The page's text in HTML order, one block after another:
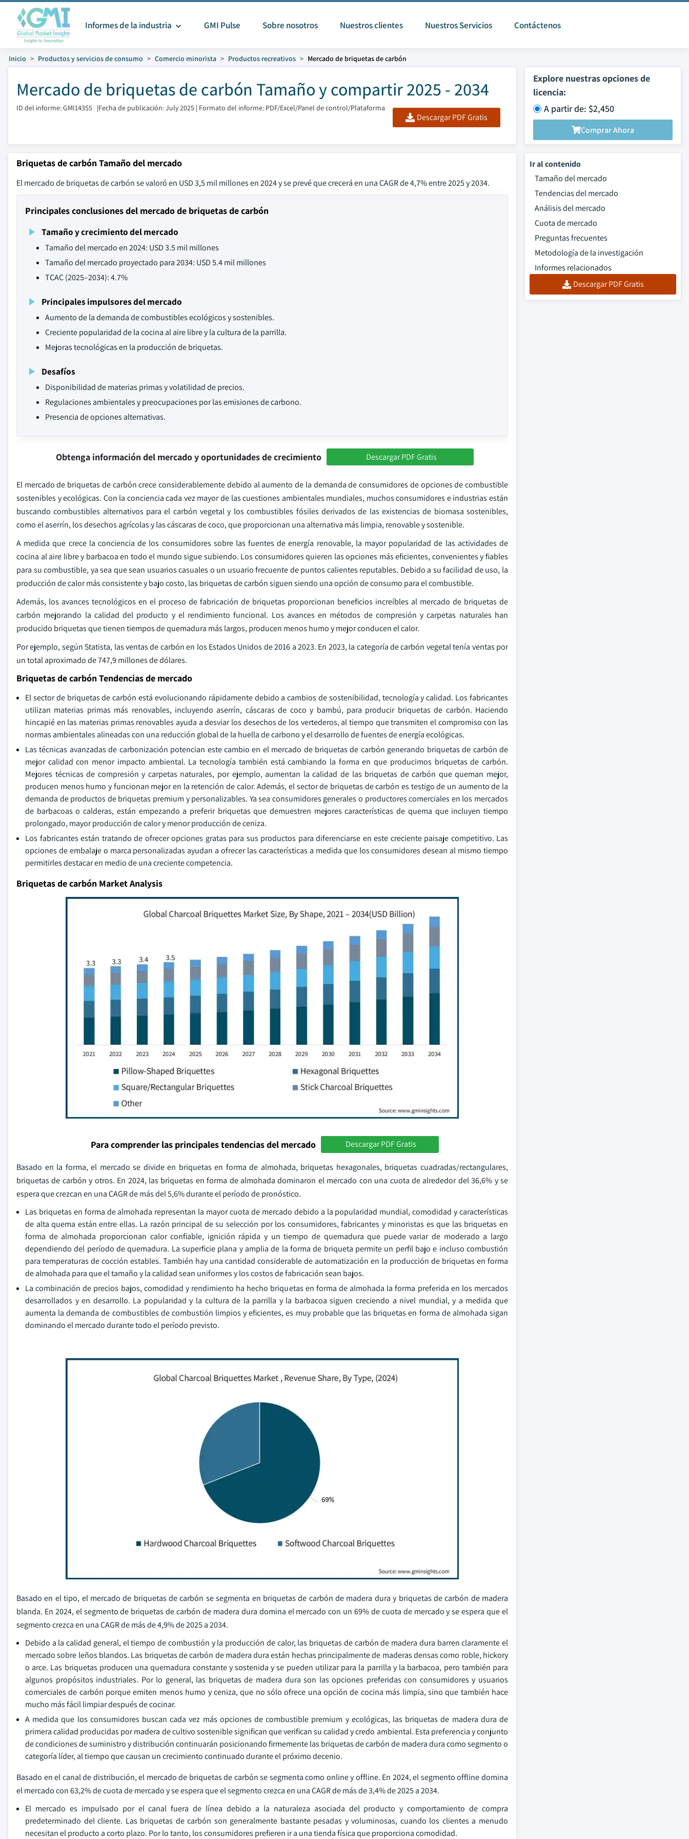
Informes de la industria GMI Pulse Sobre nosotros Nuestros clientes Nuestros Servicios Contáctenos
Inicio Productos y servicios de consumo Comercio minorista Productos recreativos Mercado de briquetas de carbón
Mercado de briquetas de carbón Tamaño y compartir 2025 - 2034
ID del informe: GMI14355 |Fecha de publicación: July 2025 | Formato del informe: PDF/Excel/Panel de control/Plataforma
Descargar PDF Gratis
Explore nuestras opciones de
licencia:
A partir de: $2,450
Comprar Ahora
Briquetas de carbón Tamaño del mercado
El mercado de briquetas de carbón se valoró en USD 3,5 mil millones en 2024 y se prevé que crecerá en una CAGR de 4,7% entre 2025 y 2034.
Principales conclusiones del mercado de briquetas de carbón
Tamaño y crecimiento del mercado
Tamaño del mercado en 2024: USD 3.5 mil millones
Tamaño del mercado proyectado para 2034: USD 5.4 mil millones
TCAC (2025–2034): 4.7%
Principales impulsores del mercado
Aumento de la demanda de combustibles ecológicos y sostenibles.
Creciente popularidad de la cocina al aire libre y la cultura de la parrilla.
Mejoras tecnológicas en la producción de briquetas.
Desafíos
Disponibilidad de materias primas y volatilidad de precios.
Regulaciones ambientales y preocupaciones por las emisiones de carbono.
Presencia de opciones alternativas.
Obtenga información del mercado y oportunidades de crecimiento Descargar PDF Gratis
El mercado de briquetas de carbón crece considerablemente debido al aumento de la demanda de consumidores de opciones de combustible
sostenibles y ecológicas. Con la conciencia cada vez mayor de las cuestiones ambientales mundiales, muchos consumidores e industrias están
buscando combustibles alternativos para el carbón vegetal y los combustibles fósiles derivados de las existencias de biomasa sostenibles,
como el aserrín, los desechos agrícolas y las cáscaras de coco, que proporcionan una alternativa más limpia, renovable y sostenible.
A medida que crece la conciencia de los consumidores sobre las fuentes de energía renovable, la mayor popularidad de las actividades de
cocina al aire libre y barbacoa en todo el mundo sigue subiendo. Los consumidores quieren las opciones más eficientes, convenientes y fiables
para su combustible, ya sea que sean usuarios casuales o un usuario frecuente de puntos calientes reputables. Debido a su facilidad de uso, la
producción de calor más consistente y bajo costo, las briquetas de carbón siguen siendo una opción de consumo para el combustible.
Además, los avances tecnológicos en el proceso de fabricación de briquetas proporcionan beneficios increíbles al mercado de briquetas de
carbón mejorando la calidad del producto y el rendimiento funcional. Los avances en métodos de compresión y carpetas naturales han
producido briquetas que tienen tiempos de quemadura más largos, producen menos humo y mejor conducen el calor.
Por ejemplo, según Statista, las ventas de carbón en los Estados Unidos de 2016 a 2023. En 2023, la categoría de carbón vegetal tenía ventas por
un total aproximado de 747,9 millones de dólares.
Briquetas de carbón Tendencias de mercado
El sector de briquetas de carbón está evolucionando rápidamente debido a cambios de sostenibilidad, tecnología y calidad. Los fabricantes
utilizan materias primas más renovables, incluyendo aserrín, cáscaras de coco y bambú, para producir briquetas de carbón. Haciendo
hincapié en las materias primas renovables ayuda a desviar los desechos de los vertederos, al tiempo que transmiten el compromiso con las
normas ambientales alineadas con una reducción global de la huella de carbono y el desarrollo de fuentes de energía ecológicas.
Las técnicas avanzadas de carbonización potencian este cambio en el mercado de briquetas de carbón generando briquetas de carbón de
mejor calidad con menor impacto ambiental. La tecnología también está cambiando la forma en que producimos briquetas de carbón.
Mejores técnicas de compresión y carpetas naturales, por ejemplo, aumentan la calidad de las briquetas de carbón que queman mejor,
producen menos humo y funcionan mejor en la retención de calor. Además, el sector de briquetas de carbón es testigo de un aumento de la
demanda de productos de briquetas premium y personalizables. Ya sea consumidores generales o productores comerciales en los mercados
de barbacoas o calderas, están empezando a preferir briquetas que demuestren mejores características de quema que incluyen tiempo
prolongado, mayor producción de calor y menor producción de ceniza.
Los fabricantes están tratando de ofrecer opciones gratas para sus productos para diferenciarse en este creciente paisaje competitivo. Las
opciones de embalaje o marca personalizadas ayudan a ofrecer las características a medida que los consumidores desean al mismo tiempo
permitirles destacar en medio de una creciente competencia.
Briquetas de carbón Market Analysis
Para comprender las principales tendencias del mercado Descargar PDF Gratis
Basado en la forma, el mercado se divide en briquetas en forma de almohada, briquetas hexagonales, briquetas cuadradas/rectangulares,
briquetas de carbón y otros. En 2024, las briquetas en forma de almohada dominaron el mercado con una cuota de alrededor del 36,6% y se
espera que crezcan en una CAGR de más del 5,6% durante el período de pronóstico.
Las briquetas en forma de almohada representan la mayor cuota de mercado debido a la popularidad mundial, comodidad y características
de alta quema están entre ellas. La razón principal de su selección por los consumidores, fabricantes y minoristas es que las briquetas en
forma de almohada proporcionan calor confiable, ignición rápida y un tiempo de quemadura que puede variar de moderado a largo
dependiendo del período de quemadura. La superficie plana y amplia de la forma de briqueta permite un perfil bajo e incluso combustión
para temperaturas de cocción estables. También hay una cantidad considerable de automatización en la producción de briquetas en forma
de almohada para que el tamaño y la calidad sean uniformes y los costos de fabricación sean bajos.
La combinación de precios bajos, comodidad y rendimiento ha hecho briquetas en forma de almohada la forma preferida en los mercados
desarrollados y en desarrollo. La popularidad y la cultura de la parrilla y la barbacoa siguen creciendo a nivel mundial, y a medida que
aumenta la demanda de combustibles de combustión limpios y eficientes, es muy probable que las briquetas en forma de almohada sigan
dominando el mercado durante todo el período previsto.
Basado en el tipo, el mercado de briquetas de carbón se segmenta en briquetas de carbón de madera dura y briquetas de carbón de madera
blanda. En 2024, el segmento de briquetas de carbón de madera dura domina el mercado con un 69% de cuota de mercado y se espera que el
segmento crezca en una CAGR de más de 4,9% de 2025 a 2034.
Debido a la calidad general, el tiempo de combustión y la producción de calor, las briquetas de carbón de madera dura barren claramente el
mercado sobre leños blandos. Las briquetas de carbón de madera dura están hechas principalmente de maderas densas como roble, hickory
o arce. Las briquetas producen una quemadura constante y sostenida y se pueden utilizar para la parrilla y la barbacoa, pero también para
algunos propósitos industriales. Por lo general, las briquetas de madera dura son las opciones preferidas con consumidores y usuarios
comerciales de carbón porque emiten menos humo y ceniza, que no sólo ofrece una opción de cocina más limpia, sino que también hace
mucho más fácil limpiar después de cocinar.
A medida que los consumidores buscan cada vez más opciones de combustible premium y ecológicas, las briquetas de madera dura de
primera calidad producidas por madera de cultivo sostenible significan que verifican su calidad y credo ambiental. Esta preferencia y conjunto
de condiciones de suministro y distribución continuarán posicionando firmemente las briquetas de carbón de madera dura como segmento o
categoría líder, al tiempo que causan un crecimiento continuado durante el próximo decenio.
Basado en el canal de distribución, el mercado de briquetas de carbón se segmenta como online y offline. En 2024, el segmento offline domina
el mercado con 63,2% de cuota de mercado y se espera que el segmento crezca en una CAGR de más de 3,4% de 2025 a 2034.
El mercado es impulsado por el canal fuera de línea debido a la naturaleza asociada del producto y comportamiento de compra
predeterminado del cliente. Las briquetas de carbón son generalmente bastante pesadas y voluminosas, cuando los clientes a menudo
necesitan el producto a corto plazo. Por lo tanto, los consumidores prefieren ir a una tienda física que proporciona comodidad.
Ir al contenido
Tamaño del mercado
Tendencias del mercado
Análisis del mercado
Cuota de mercado
Preguntas frecuentes
Metodología de la investigación
Informes relacionados
Descargar PDF Gratis